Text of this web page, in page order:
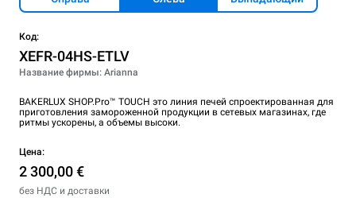
Код:
XEFR-04HS-ETLV
Название фирмы: Arianna
BAKERLUX SHOP.Pro™ TOUCH это линия печей спроектированная для
приготовления замороженной продукции в сетевых магазинах, где
ритмы ускорены, а объемы высоки.
Цена:
2 300,00 €
без НДС и доставки